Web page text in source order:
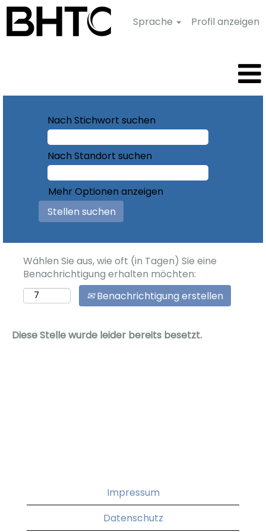
Sprache Profil anzeigen
Nach Stichwort suchen
Nach Standort suchen
Mehr Optionen anzeigen
Wählen Sie aus, wie oft (in Tagen) Sie eine
Benachrichtigung erhalten möchten:
Benachrichtigung erstellen
Diese Stelle wurde leider bereits besetzt.
Impressum
Datenschutz